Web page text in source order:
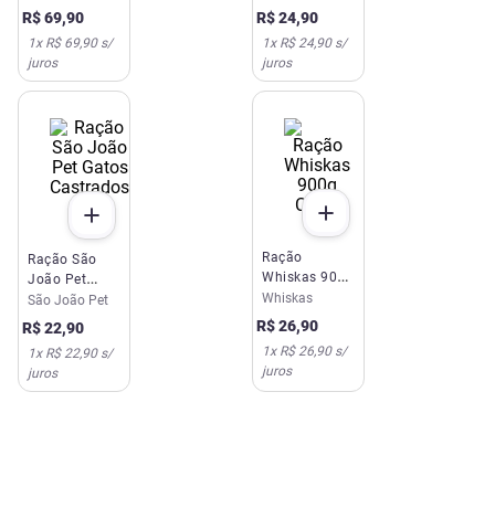
Premium
80cmx60cm
30 Unidades
R$69,90
1x R$ 69,90s/
juros
Premium
80cmx60cm 7
Unidades
R$24,90
1x R$ 24,90s/
juros
Ração São
João Pet
Gatos
Castrados
1kg
São João Pet
R$22,90
1x R$ 22,90s/
juros
Ração
Whiskas 900g
Carne
Whiskas
R$26,90
1x R$ 26,90s/
juros